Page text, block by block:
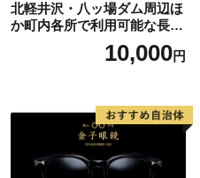
北軽井沢・八ッ場ダム周辺ほ
か町内各所で利用可能な長野
原町ふるさと感謝券（3,000
円分）【トラベル 観光 旅行
10,000円